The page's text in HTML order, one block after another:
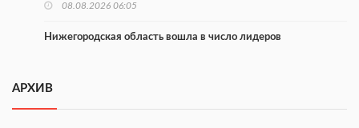
08.08.2026 06:05
Нижегородская область вошла в число лидеров
Концерт проекта «Музыка балконов» пройдет 15 августа
АРХИВ